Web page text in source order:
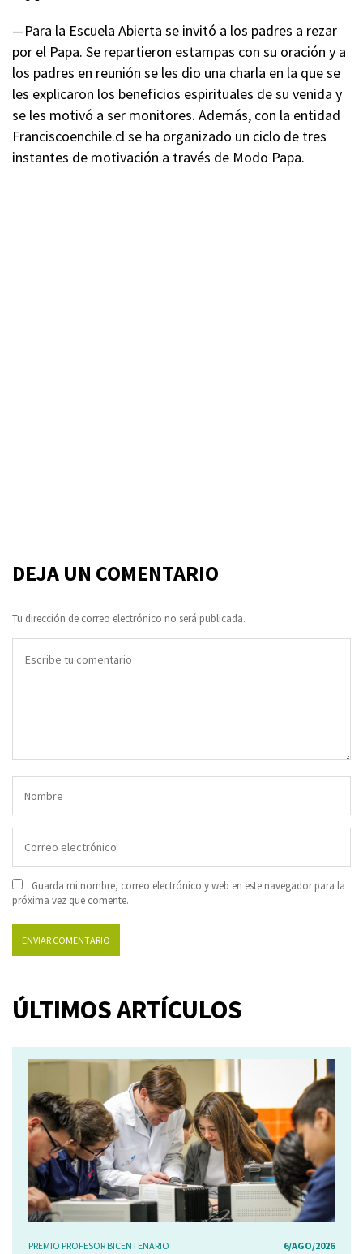
—Para la Escuela Abierta se invitó a los padres a rezar
por el Papa. Se repartieron estampas con su oración y a
los padres en reunión se les dio una charla en la que se
les explicaron los beneficios espirituales de su venida y
se les motivó a ser monitores. Además, con la entidad
Franciscoenchile.cl se ha organizado un ciclo de tres
instantes de motivación a través de Modo Papa.
DEJA UN COMENTARIO
Tu dirección de correo electrónico no será publicada.
Guarda mi nombre, correo electrónico y web en este navegador para la
próxima vez que comente.
ÚLTIMOS ARTÍCULOS
PREMIO PROFESOR BICENTENARIO 6/AGO/2026